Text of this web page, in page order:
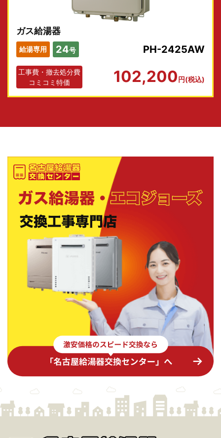
ガス給湯器
給湯専用 24号 PH-2425AW
工事費・撤去処分費
コミコミ特価
102,200円(税込)